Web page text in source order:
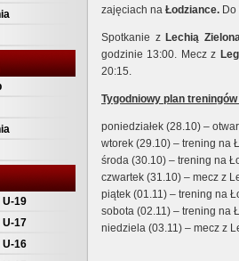
U-19
U-17
U-16
zajęciach na Łodziance. Do
Spotkanie z Lechią
godzinie 13:00. Mecz z
20:15.
Tygodniowy plan
poniedziałek (28.10) –
wtorek (29.10) – trening na
środa (30.10) – trening na
czwartek (31.10) – mecz z
piątek (01.11) – trening na
sobota (02.11) – trening na
niedziela (03.11) – mecz z